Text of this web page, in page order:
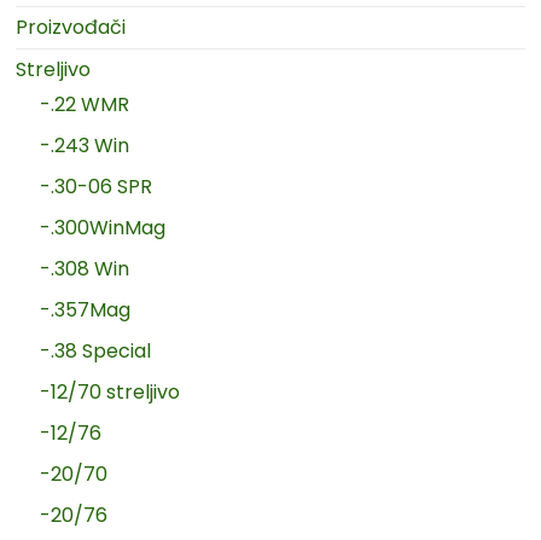
Proizvođači
Streljivo
-.22 WMR
-.243 Win
-.30-06 SPR
-.300WinMag
-.308 Win
-.357Mag
-.38 Special
-12/70 streljivo
-12/76
-20/70
-20/76